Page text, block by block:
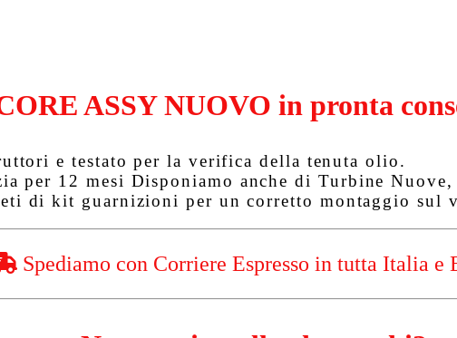
ASSY NUOVO in pronta
e testato per la verifica della tenuta olio.
per 12 mesi Disponiamo anche di Turbine
di kit guarnizioni per un corretto montaggio sul
Spediamo con Corriere Espresso in tutta Italia e